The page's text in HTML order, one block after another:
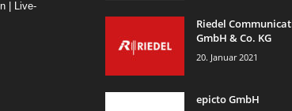
| Live-
Riedel
GmbH & Co. KG
20. Januar 2021
epicto GmbH